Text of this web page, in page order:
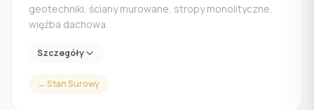
geotechniki, ściany murowane, stropy monolityczne,
więźba dachowa.
Szczegóły
→ Stan Surowy